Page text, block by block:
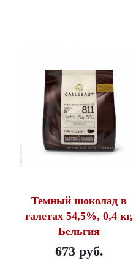
Темный шоколад в
галетах 54,5%, 0,4 кг,
Бельгия
673 руб.